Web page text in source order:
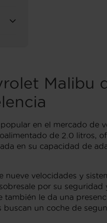
Malibu
en el mercado de
de 2.0 litros,
en su capacidad de
nueve velocidades y
por su
le da una
un coche de